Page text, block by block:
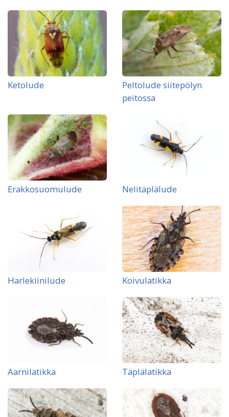
Ketolude
Peltolude siitepölyn
peitossa
Erakkosuomulude Nelitäplälude
Harlekiinilude Koivulatikka
Aarnilatikka Täplälatikka